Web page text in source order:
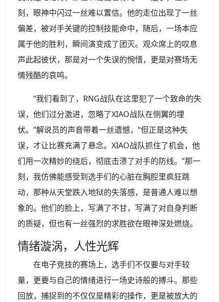
刻，眼神中闪过一丝难以置信。他的走位出现了一丝
偏差，被对手关键的控制技能命中，随后，一场本应
属于他的胜利，瞬间演变成了团灭。观众席上的叹息
声此起彼伏，那是对一个失误的惋惜，更是对赛场无
情残酷的哀鸣。
“我们看到了，RNG战队在这里犯了一个致命的失
误，他们过分激进，忽略了XIAO战队在侧翼的埋
伏。”解说员的声音带着一丝遗憾，“但正是这种失
误，才让比赛充满了悬念。XIAO战队抓住了机会，他
们用一次精妙的绕后，彻底击溃了对手的防线。”那一
刻，我仿佛能感受到选手们的心脏在胸腔里疯狂跳
动，那种从天堂跌入地狱的失落感，是普通人难以想
象的。他们的脸上，写满了不甘，写满了对自身判断
的质疑，但也有一丝强烈的求胜欲在眼神深处燃烧。
情绪漩涡，人性光辉
在电子竞技的赛场上，选手们不仅要与对手较
量，更要与自己的情绪进行一场史诗般的搏斗。那些
回放，捕捉到的不仅仅是精彩的操作，更是被放大的